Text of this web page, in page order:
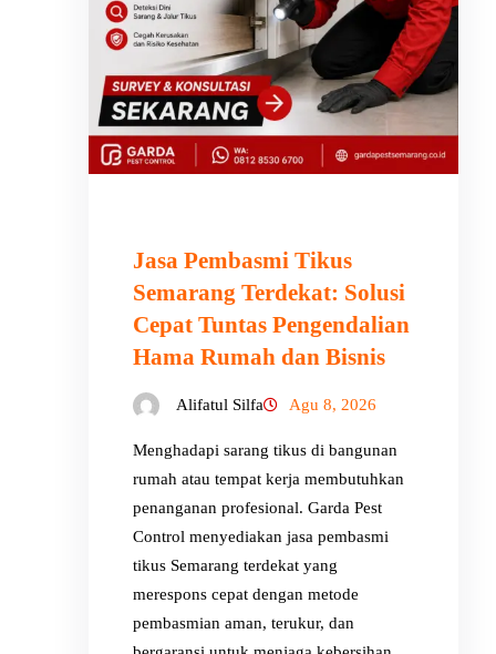
Jasa Pembasmi Tikus
Semarang Terdekat: Solusi
Cepat Tuntas Pengendalian
Hama Rumah dan Bisnis
Alifatul Silfa Agu 8, 2026
Menghadapi sarang tikus di bangunan
rumah atau tempat kerja membutuhkan
penanganan profesional. Garda Pest
Control menyediakan jasa pembasmi
tikus Semarang terdekat yang
merespons cepat dengan metode
pembasmian aman, terukur, dan